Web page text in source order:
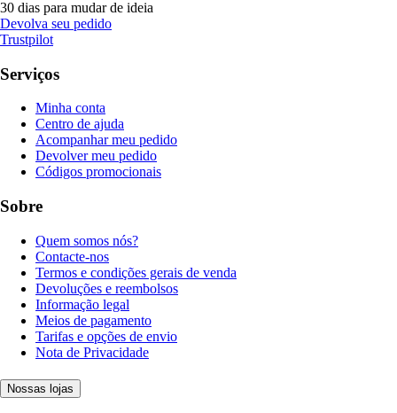
30 dias para mudar de ideia
Devolva seu pedido
Trustpilot
Serviços
Minha conta
Centro de ajuda
Acompanhar meu pedido
Devolver meu pedido
Códigos promocionais
Sobre
Quem somos nós?
Contacte-nos
Termos e condições gerais de venda
Devoluções e reembolsos
Informação legal
Meios de pagamento
Tarifas e opções de envio
Nota de Privacidade
Nossas lojas